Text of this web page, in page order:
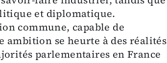
et diplomatique.
commune, capable de
ambition se heurte à des réalités
parlementaires en France